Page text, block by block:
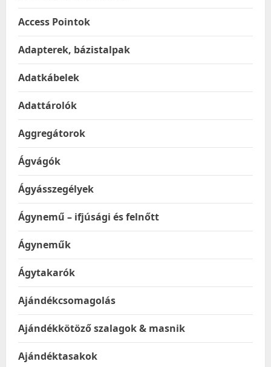
Access Pointok
Adapterek, bázistalpak
Adatkábelek
Adattárolók
Aggregátorok
Ágvágók
Ágyásszegélyek
Ágynemű – ifjúsági és felnőtt
Ágyneműk
Ágytakarók
Ajándékcsomagolás
Ajándékkötöző szalagok & masnik
Ajándéktasakok